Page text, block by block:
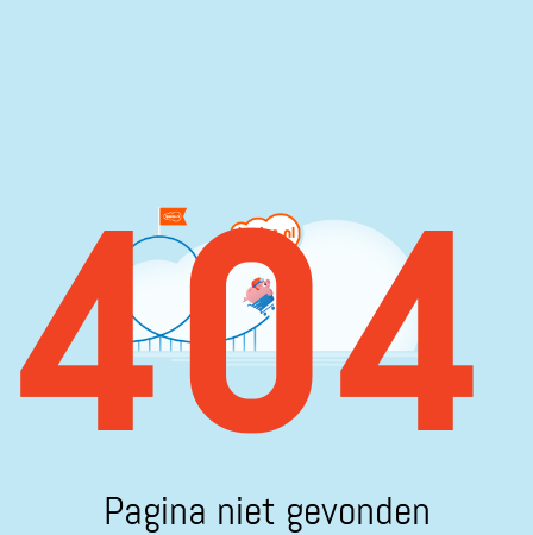
404
Pagina niet gevonden